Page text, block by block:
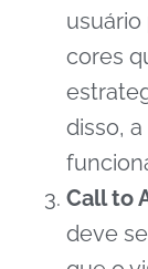
usuário
cores
disso,
Call to
deve